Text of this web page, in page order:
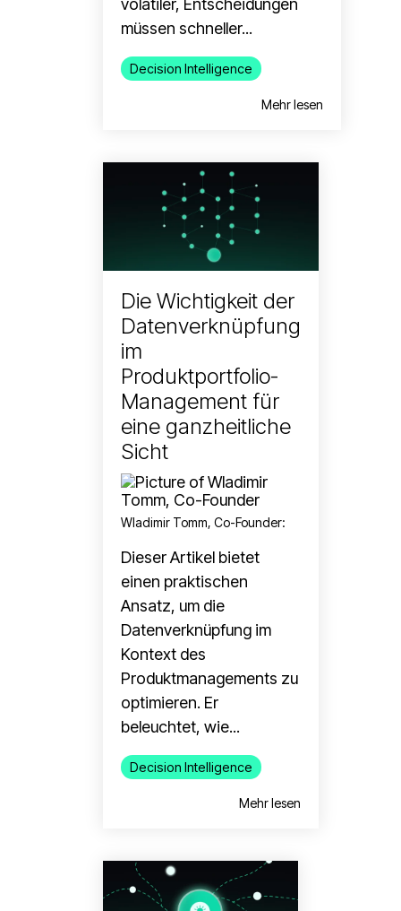
volatiler, Entscheidungen
müssen schneller...
Decision Intelligence
Mehr lesen
Die Wichtigkeit der
Datenverknüpfung
im
Produktportfolio-
Management für
eine ganzheitliche
Sicht
Wladimir Tomm, Co-Founder:
Dieser Artikel bietet
einen praktischen
Ansatz, um die
Datenverknüpfung im
Kontext des
Produktmanagements zu
optimieren. Er
beleuchtet, wie...
Decision Intelligence
Mehr lesen